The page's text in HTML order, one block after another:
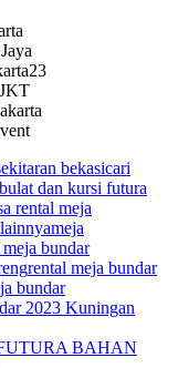
bekasicari
dan kursi futura
rental meja
meja
bundar
rental meja bundar
bundar
2023 Kuningan